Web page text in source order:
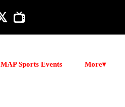
MAP Sports Events More▾